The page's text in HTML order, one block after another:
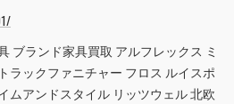
ブランド家具買取 アルフレックス ミ
ラックファニチャー フロス ルイスポ
ムアンドスタイル リッツウェル 北欧